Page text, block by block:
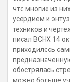
что многие из
усердием и
техников и
писал ВСНХ 14
приходилось
обострялась
можно больше